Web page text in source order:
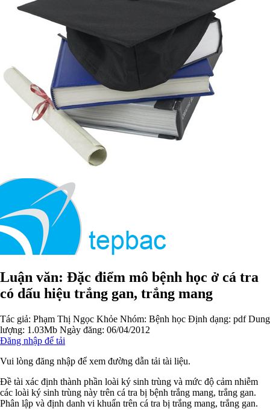
Luận văn: Đặc điểm mô bệnh học ở cá tra
có dấu hiệu trắng gan, trắng mang
Tác giả: Phạm Thị Ngọc Khỏe Nhóm: Bệnh học Định dạng: pdf Dung
lượng: 1.03Mb Ngày đăng: 06/04/2012
Đăng nhập để tải
Vui lòng đăng nhập để xem đường dẫn tải tài liệu.
Đề tài xác định thành phần loài ký sinh trùng và mức độ cảm nhiễm
các loài ký sinh trùng này trên cá tra bị bệnh trắng mang, trắng gan.
Phân lập và định danh vi khuẩn trên cá tra bị trắng mang, trắng gan.